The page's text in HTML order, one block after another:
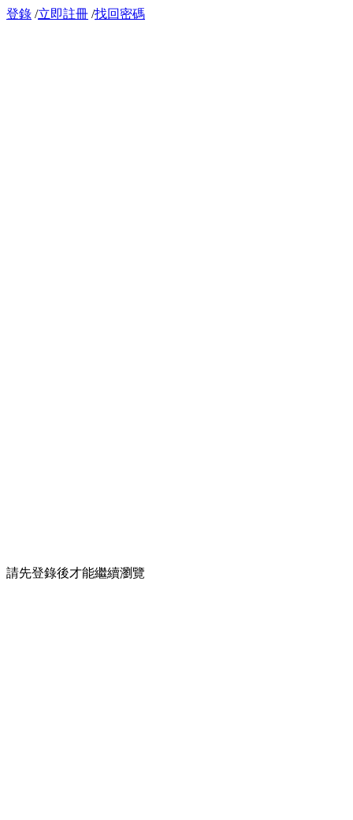
登錄 /立即註冊 /找回密碼
請先登錄後才能繼續瀏覽